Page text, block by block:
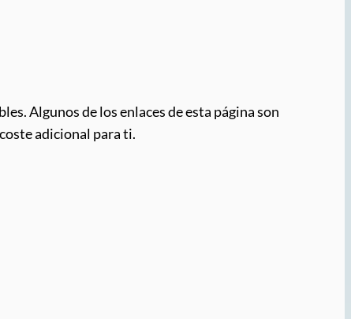
Algunos de los enlaces de esta página son
adicional para ti.